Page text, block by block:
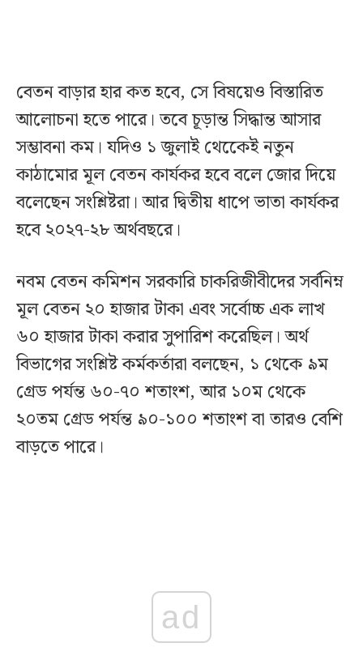
বেতন বাড়ার হার কত হবে, সে বিষয়েও বিস্তারিত
আলোচনা হতে পারে। তবে চূড়ান্ত সিদ্ধান্ত আসার
সম্ভাবনা কম। যদিও ১ জুলাই থেকেেই নতুন
কাঠামোর মূল বেতন কার্যকর হবে বলে জোর দিয়ে
বলেছেন সংশ্লিষ্টরা। আর দ্বিতীয় ধাপে ভাতা কার্যকর
হবে ২০২৭-২৮ অর্থবছরে।
নবম বেতন কমিশন সরকারি চাকরিজীবীদের সর্বনিম্ন
মূল বেতন ২০ হাজার টাকা এবং সর্বোচ্চ এক লাখ
৬০ হাজার টাকা করার সুপারিশ করেছিল। অর্থ
বিভাগের সংশ্লিষ্ট কর্মকর্তারা বলছেন, ১ থেকে ৯ম
গ্রেড পর্যন্ত ৬০-৭০ শতাংশ, আর ১০ম থেকে
২০তম গ্রেড পর্যন্ত ৯০-১০০ শতাংশ বা তারও বেশি
বাড়তে পারে।
ad